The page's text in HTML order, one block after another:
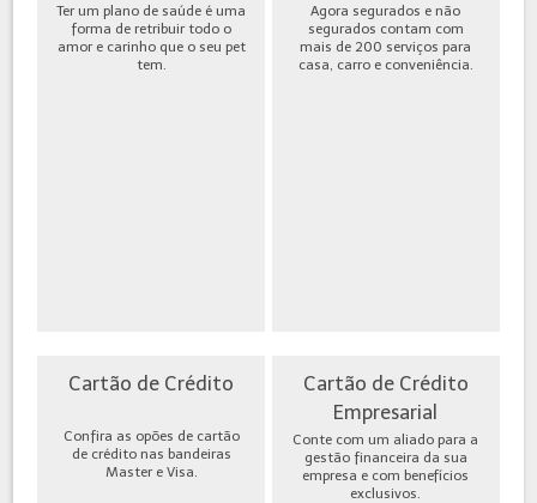
Ter um plano de saúde é uma
forma de retribuir todo o
amor e carinho que o seu pet
tem.
Agora segurados e não
segurados contam com
mais de 200 serviços para
casa, carro e conveniência.
Cartão de Crédito
Confira as opões de cartão
de crédito nas bandeiras
Master e Visa.
Cartão de Crédito
Empresarial
Conte com um aliado para a
gestão financeira da sua
empresa e com benefícios
exclusivos.